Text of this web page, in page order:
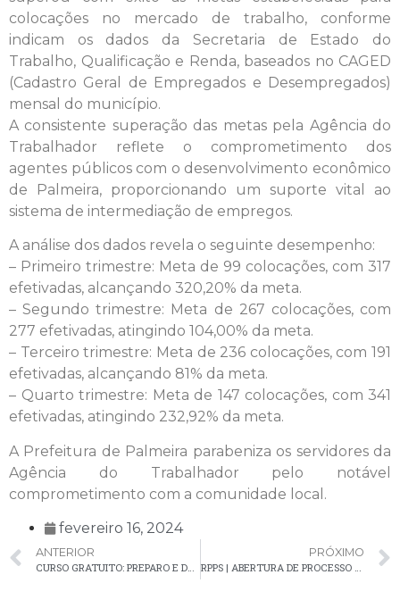
colocações no mercado de trabalho, conforme
indicam os dados da Secretaria de Estado do
Trabalho, Qualificação e Renda, baseados no CAGED
(Cadastro Geral de Empregados e Desempregados)
mensal do município.
A consistente superação das metas pela Agência do
Trabalhador reflete o comprometimento dos
agentes públicos com o desenvolvimento econômico
de Palmeira, proporcionando um suporte vital ao
sistema de intermediação de empregos.
A análise dos dados revela o seguinte desempenho:
– Primeiro trimestre: Meta de 99 colocações, com 317
efetivadas, alcançando 320,20% da meta.
– Segundo trimestre: Meta de 267 colocações, com
277 efetivadas, atingindo 104,00% da meta.
– Terceiro trimestre: Meta de 236 colocações, com 191
efetivadas, alcançando 81% da meta.
– Quarto trimestre: Meta de 147 colocações, com 341
efetivadas, atingindo 232,92% da meta.
A Prefeitura de Palmeira parabeniza os servidores da
Agência do Trabalhador pelo notável
comprometimento com a comunidade local.
fevereiro 16, 2024
ANTERIOR
CURSO GRATUITO: PREPARO E DECORAÇÃO DE BOLOS CONTEMPORÂNEOS EM SANTA BÁRBARA DE CIMA
PRÓXIMO
RPPS | ABERTURA DE PROCESSO SELETIVO PARA CONTRATAÇÃO DE ESTAGIÁRIOS